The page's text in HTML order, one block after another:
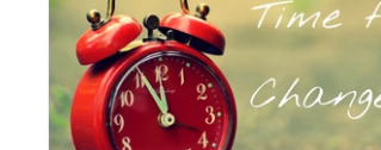
ξεκινά από μέσα - και οδηγεί σε
ουσία.